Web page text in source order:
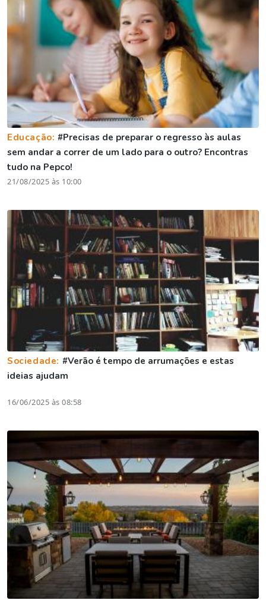
Educação:#Precisas de preparar o regresso às aulas
sem andar a correr de um lado para o outro? Encontras
tudo na Pepco!
21/08/2025 às 10:00
Sociedade: #Verão é tempo de arrumações e estas
ideias ajudam
16/06/2025 às 08:58